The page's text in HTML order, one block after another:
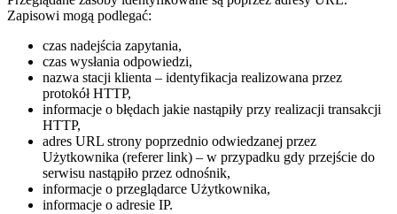
Zapisowi mogą podlegać:
czas nadejścia zapytania,
czas wysłania odpowiedzi,
nazwa stacji klienta – identyfikacja realizowana przez
protokół HTTP,
informacje o błędach jakie nastąpiły przy realizacji transakcji
HTTP,
adres URL strony poprzednio odwiedzanej przez
Użytkownika (referer link) – w przypadku gdy przejście do
serwisu nastąpiło przez odnośnik,
informacje o przeglądarce Użytkownika,
informacje o adresie IP.